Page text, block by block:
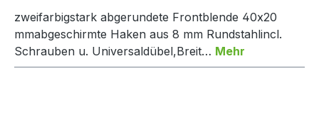
zweifarbigstark abgerundete Frontblende 40x20
mmabgeschirmte Haken aus 8 mm Rundstahlincl.
Schrauben u. Universaldübel,Breit… Mehr